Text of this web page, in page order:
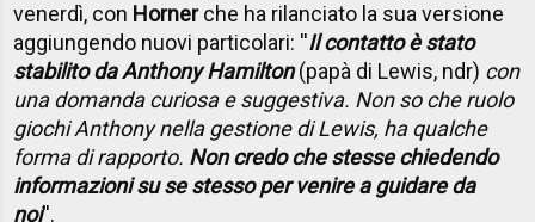
venerdì, con Hornerche ha rilanciato la sua versione
aggiungendo nuovi particolari: ''Il contatto è stato
stabilito da Anthony Hamilton(papà di Lewis, ndr) con
una domanda curiosa e suggestiva. Non so che ruolo
giochi Anthony nella gestione di Lewis, ha qualche
forma di rapporto. Non credo che stesse chiedendo
informazioni su se stesso per venire a guidare da
noi''.